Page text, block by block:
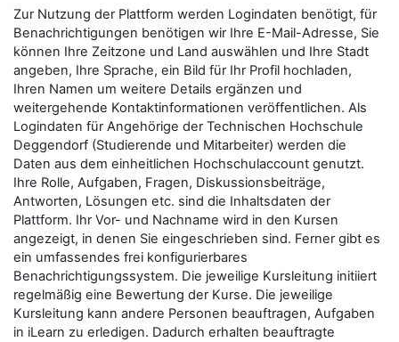
Zur Nutzung der Plattform werden Logindaten benötigt, für
Benachrichtigungen benötigen wir Ihre E-Mail-Adresse, Sie
können Ihre Zeitzone und Land auswählen und Ihre Stadt
angeben, Ihre Sprache, ein Bild für Ihr Profil hochladen,
Ihren Namen um weitere Details ergänzen und
weitergehende Kontaktinformationen veröffentlichen. Als
Logindaten für Angehörige der Technischen Hochschule
Deggendorf (Studierende und Mitarbeiter) werden die
Daten aus dem einheitlichen Hochschulaccount genutzt.
Ihre Rolle, Aufgaben, Fragen, Diskussionsbeiträge,
Antworten, Lösungen etc. sind die Inhaltsdaten der
Plattform. Ihr Vor- und Nachname wird in den Kursen
angezeigt, in denen Sie eingeschrieben sind. Ferner gibt es
ein umfassendes frei konfigurierbares
Benachrichtigungssystem. Die jeweilige Kursleitung initiiert
regelmäßig eine Bewertung der Kurse. Die jeweilige
Kursleitung kann andere Personen beauftragen, Aufgaben
in iLearn zu erledigen. Dadurch erhalten beauftragte